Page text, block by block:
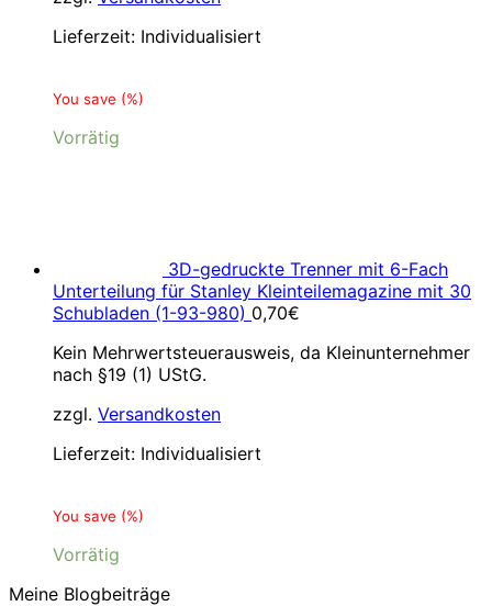
Lieferzeit: Individualisiert
You save (%)
Vorrätig
3D-gedruckte Trenner mit 6-Fach
Unterteilung für Stanley Kleinteilemagazine mit 30
Schubladen (1-93-980) 0,70€
Kein Mehrwertsteuerausweis, da Kleinunternehmer
nach §19 (1) UStG.
zzgl. Versandkosten
Lieferzeit: Individualisiert
You save (%)
Vorrätig
Meine Blogbeiträge